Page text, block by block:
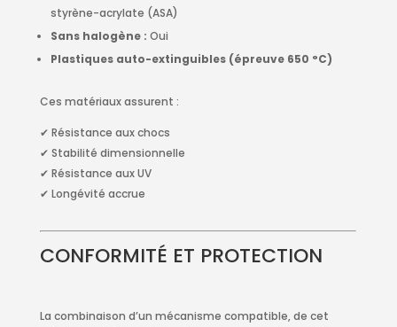
styrène-acrylate (ASA)
Sans halogène : Oui
Plastiques auto-extinguibles (épreuve 650 °C)
Ces matériaux assurent :
✔ Résistance aux chocs
✔ Stabilité dimensionnelle
✔ Résistance aux UV
✔ Longévité accrue
CONFORMITÉ ET PROTECTION
La combinaison d’un mécanisme compatible, de cet